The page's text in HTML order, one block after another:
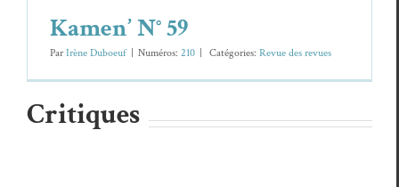
Kamen’ N° 59
ParIrène Duboeuf Numéros: 210 Caté­gories: Revue des revues
Critiques